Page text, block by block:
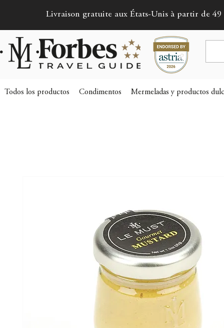
Livraison gratuite aux États-Unis à partir de 49
Todos los productos Condimentos Mermeladas y productos